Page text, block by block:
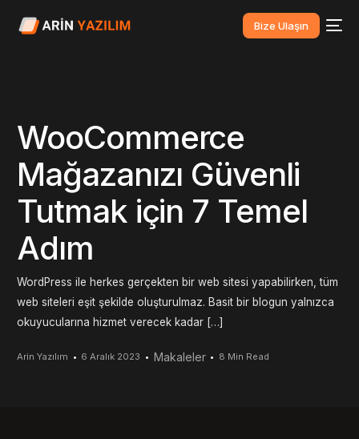
Bize Ulaşın
WooCommerce
Mağazanızı Güvenli
Tutmak için 7 Temel
Adım
WordPress ile herkes gerçekten bir web sitesi yapabilirken, tüm
web siteleri eşit şekilde oluşturulmaz. Basit bir blogun yalnızca
okuyucularına hizmet verecek kadar […]
Arin Yazılım 6 Aralık 2023 Makaleler 8 Min Read